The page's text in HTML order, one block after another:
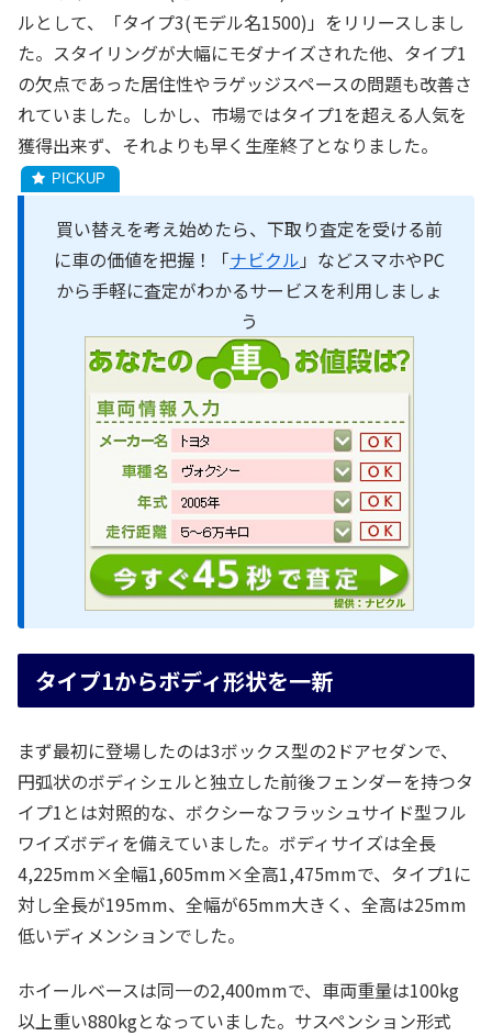
ルとして、「タイプ3(モデル名1500)」をリリースしまし
た。スタイリングが大幅にモダナイズされた他、タイプ1
の欠点であった居住性やラゲッジスペースの問題も改善さ
れていました。しかし、市場ではタイプ1を超える人気を
獲得出来ず、それよりも早く生産終了となりました。
買い替えを考え始めたら、下取り査定を受ける前
に車の価値を把握！「ナビクル 」などスマホやPC
から手軽に査定がわかるサービスを利用しましょ
う
タイプ1からボディ形状を一新
まず最初に登場したのは3ボックス型の2ドアセダンで、
円弧状のボディシェルと独立した前後フェンダーを持つタ
イプ1とは対照的な、ボクシーなフラッシュサイド型フル
ワイズボディを備えていました。ボディサイズは全長
4,225mm×全幅1,605mm×全高1,475mmで、タイプ1に
対し全長が195mm、全幅が65mm大きく、全高は25mm
低いディメンションでした。
ホイールベースは同一の2,400mmで、車両重量は100kg
以上重い880kgとなっていました。サスペンション形式